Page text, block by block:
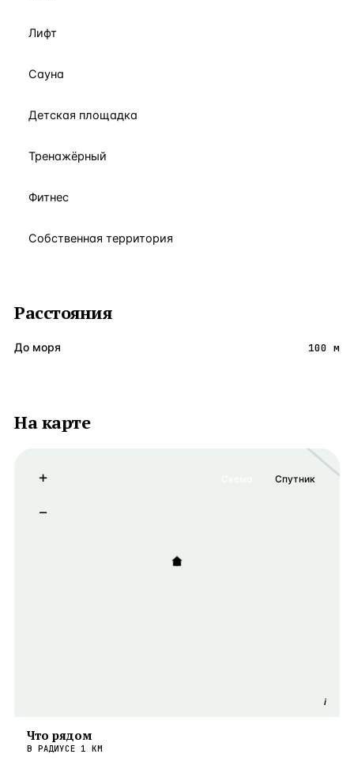
Лифт
Сауна
Детская площадка
Тренажёрный
Фитнес
Собственная территория
Расстояния
До моря 100 м
На карте
i
+
−
Спутник
Что рядом
В РАДИУСЕ 1 КМ